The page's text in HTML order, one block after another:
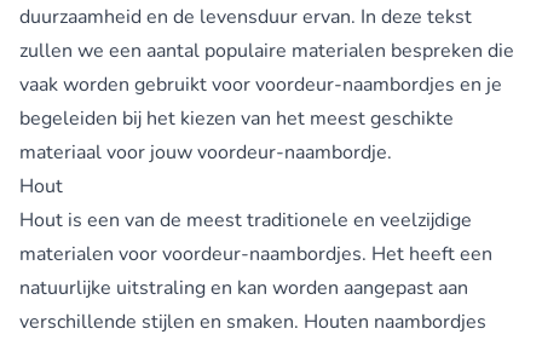
duurzaamheid en de levensduur ervan. In deze tekst
zullen we een aantal populaire materialen bespreken die
vaak worden gebruikt voor voordeur-naambordjes en je
begeleiden bij het kiezen van het meest geschikte
materiaal voor jouw voordeur-naambordje.
Hout
Hout is een van de meest traditionele en veelzijdige
materialen voor voordeur-naambordjes. Het heeft een
natuurlijke uitstraling en kan worden aangepast aan
verschillende stijlen en smaken. Houten naambordjes